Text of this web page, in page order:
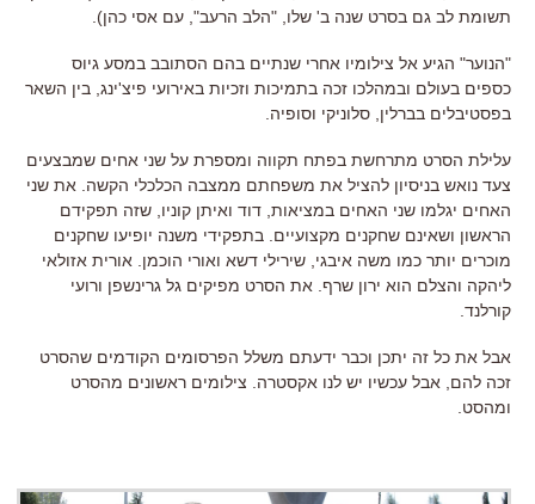
תשומת לב גם בסרט שנה ב' שלו, "הלב הרעב", עם אסי כהן).
"הנוער" הגיע אל צילומיו אחרי שנתיים בהם הסתובב במסע גיוס
כספים בעולם ובמהלכו זכה בתמיכות וזכיות באירועי פיצ'ינג, בין השאר
בפסטיבלים בברלין, סלוניקי וסופיה.
עלילת הסרט מתרחשת בפתח תקווה ומספרת על שני אחים שמבצעים
צעד נואש בניסיון להציל את משפחתם ממצבה הכלכלי הקשה. את שני
האחים יגלמו שני האחים במציאות, דוד ואיתן קוניו, שזה תפקידם
הראשון ושאינם שחקנים מקצועיים. בתפקידי משנה יופיעו שחקנים
מוכרים יותר כמו משה איבגי, שירילי דשא ואורי הוכמן. אורית אזולאי
ליהקה והצלם הוא ירון שרף. את הסרט מפיקים גל גרינשפן ורועי
קורלנד.
אבל את כל זה יתכן וכבר ידעתם משלל הפרסומים הקודמים שהסרט
זכה להם, אבל עכשיו יש לנו אקסטרה. צילומים ראשונים מהסרט
ומהסט.